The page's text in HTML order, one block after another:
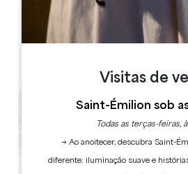
Visitas de
Saint-Émilion sob
Todas as terças-feiras,
→ Ao anoitecer, descubra Saint-
diferente: iluminação suave e